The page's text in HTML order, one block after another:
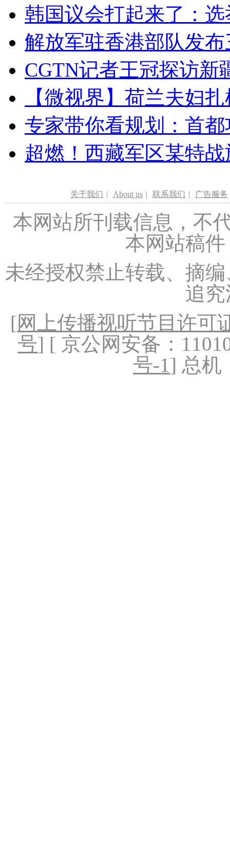
韩国议会打起来了：
解放军驻香港部队发
CGTN记者王冠探访新
【微视界】荷兰夫妇
专家带你看规划：首
超燃！西藏军区某特
关于我们 | About us | 联系我们 | 广告服务
本网站所刊载信息，不
本网站稿
未经授权禁止转载、摘
追
[网上传播视听节目许可
号] [ 京公网安备：
号-1] 总机